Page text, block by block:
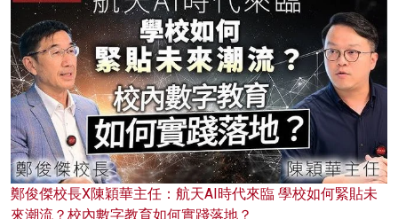
鄭俊傑校長X陳穎華主任：航天AI時代來臨 學校如何緊貼未
來潮流？校內數字教育如何實踐落地？